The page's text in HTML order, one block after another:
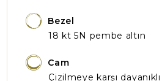
Bezel
18 kt 5N pembe altın
Cam
Çizilmeye karşı